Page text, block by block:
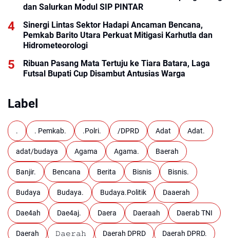
dan Salurkan Modul SIP PINTAR
Sinergi Lintas Sektor Hadapi Ancaman Bencana,
Pemkab Barito Utara Perkuat Mitigasi Karhutla dan
Hidrometeorologi
Ribuan Pasang Mata Tertuju ke Tiara Batara, Laga
Futsal Bupati Cup Disambut Antusias Warga
Label
. . Pemkab. .Polri. /DPRD Adat Adat.
adat/budaya Agama Agama. Baerah
Banjir. Bencana Berita Bisnis Bisnis.
Budaya Budaya. Budaya.Politik Daaerah
Dae4ah Dae4aj. Daera Daeraah Daerab TNI
Daerah 𝙳𝚊𝚎𝚛𝚊𝚑 Daerah DPRD Daerah DPRD.